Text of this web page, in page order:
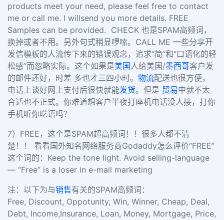
products meet your need, please feel free to contact
me or call me. I willsend you more details. FREE
Samples can be provided. CHECK 也是SPAM高频词，
换掉或者不用。另外句式稍显啰嗦。CALL ME 一些分享开
发信模板的人流传下来的错误观念，追求“简”和“口语化的轻
松感”而忽略实际。这个如果是美国人给美国/墨西哥客户发
的邮件还好，时差 多也才三四小时。 物流配送也很方便，
电话上谈好网上支付后很快就能发货。但是 贸易中就不太
合适也不正式。你难道想客户半夜打座机电话没人接，打你
手机听你呓语吗？
7） FREE，这个是SPAM超高频词！！很多人都不清
楚！！
看看国外知名网络服务商Godaddy怎么评价“FREE”
这个词的： Keep the tone light. Avoid selling-language
— “Free” is a loser in e-mail marketing
注：以下为与销售有关的SPAM高频词：
Free, Discount, Oppotunity, Win, Winner, Cheap, Deal,
Debt, Income,Insurance, Loan, Money, Mortgage, Price,